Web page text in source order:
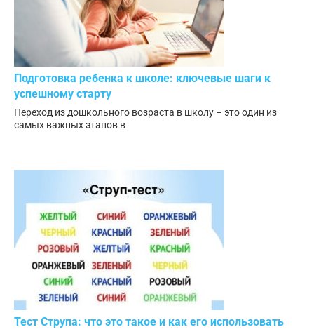
Подготовка ребенка к школе: ключевые шаги к
успешному старту
Переход из дошкольного возраста в школу – это один из
самых важных этапов в
Тест Струпа: что это такое и как его использовать